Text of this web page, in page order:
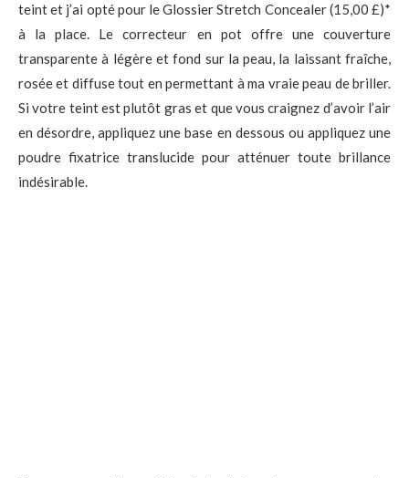
teint et j’ai opté pour le Glossier Stretch Concealer (15,00 £)*
à la place. Le correcteur en pot offre une couverture
transparente à légère et fond sur la peau, la laissant fraîche,
rosée et diffuse tout en permettant à ma vraie peau de briller.
Si votre teint est plutôt gras et que vous craignez d’avoir l’air
en désordre, appliquez une base en dessous ou appliquez une
poudre fixatrice translucide pour atténuer toute brillance
indésirable.